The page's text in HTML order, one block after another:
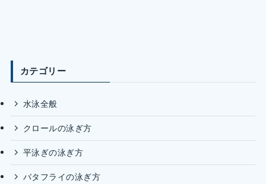
カテゴリー
水泳全般
クロールの泳ぎ方
平泳ぎの泳ぎ方
バタフライの泳ぎ方